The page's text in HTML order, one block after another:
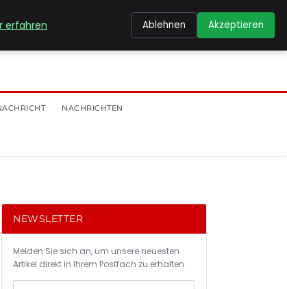
NACHRICHTEN
NEWSLETTER
Melden Sie sich an, um unsere neuesten
Artikel direkt in Ihrem Postfach zu erhalten.
erfahren Ablehnen Akzeptieren